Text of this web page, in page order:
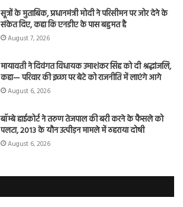
सूत्रों के मुताबिक, प्रधानमंत्री मोदी ने परिसीमन पर जोर देने के
संकेत दिए, कहा कि एनडीए के पास बहुमत है
August 7, 2026
मायावती ने दिवंगत विधायक उमाशंकर सिंह को दी श्रद्धांजलि,
कहा— परिवार की इच्छा पर बेटे को राजनीति में लाएंगे आगे
August 6, 2026
बॉम्बे हाईकोर्ट ने तरुण तेजपाल की बरी करने के फैसले को
पलटा, 2013 के यौन उत्पीड़न मामले में ठहराया दोषी
August 6, 2026